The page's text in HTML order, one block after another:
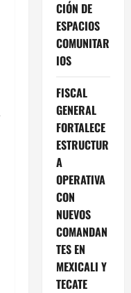
CIÓN DE
ESPACIOS
COMUNITAR
IOS
FISCAL
GENERAL
FORTALECE
ESTRUCTUR
A
OPERATIVA
CON
NUEVOS
COMANDAN
TES EN
MEXICALI Y
TECATE